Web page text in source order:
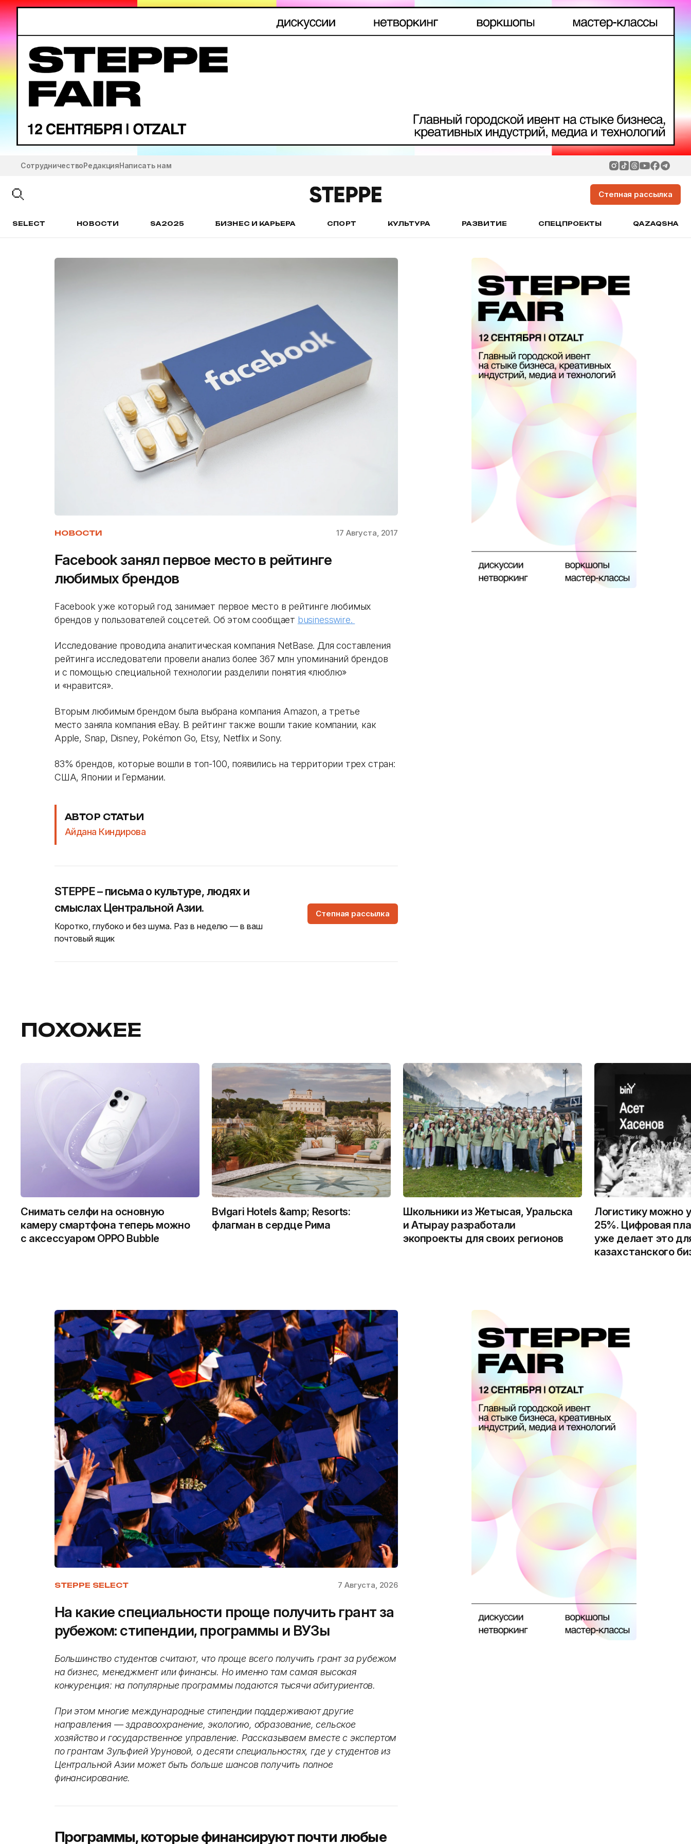
СотрудничествоРедакцияНаписать нам
Степная рассылка
SELECT НОВОСТИ SA2025 БИЗНЕС И КАРЬЕРА СПОРТ КУЛЬТУРА РАЗВИТИЕ СПЕЦПРОЕКТЫ QAZAQSHA
НОВОСТИ 17 Августа, 2017
Facebook занял первое место в рейтинге
любимых брендов
Facebook уже который год занимает первое место в рейтинге любимых
брендов у пользователей соцсетей. Об этом сообщает businesswire.
Исследование проводила аналитическая компания NetBase. Для составления
рейтинга исследователи провели анализ более 367 млн упоминаний брендов
и с помощью специальной технологии разделили понятия «люблю»
и «нравится».
Вторым любимым брендом была выбрана компания Amazon, а третье
место заняла компания eBay. В рейтинг также вошли такие компании, как
Apple, Snap, Disney, Pokémon Go, Etsy, Netflix и Sony.
83% брендов, которые вошли в топ-100, появились на территории трех стран:
США, Японии и Германии.
АВТОР СТАТЬИ
Айдана Киндирова
STEPPE – письма о культуре, людях и
смыслах Центральной Азии.
Коротко, глубоко и без шума. Раз в неделю — в ваш
почтовый ящик
Степная рассылка
ПОХОЖЕЕ
Снимать селфи на основную
камеру смартфона теперь можно
с аксессуаром OPPO Bubble
Bvlgari Hotels &amp; Resorts:
флагман в сердце Рима
Школьники из Жетысая, Уральска
и Атырау разработали
экопроекты для своих регионов
Логистику можно
25%. Цифровая
уже делает это
казахстанского
STEPPE SELECT 7 Августа, 2026
На какие специальности проще получить грант за
рубежом: стипендии, программы и ВУЗы
Большинство студентов считают, что проще всего получить грант за рубежом
на бизнес, менеджмент или финансы. Но именно там самая высокая
конкуренция: на популярные программы подаются тысячи абитуриентов.
При этом многие международные стипендии поддерживают другие
направления — здравоохранение, экологию, образование, сельское
хозяйство и государственное управление. Рассказываем вместе с экспертом
по грантам Зульфией Уруновой, о десяти специальностях, где у студентов из
Центральной Азии может быть больше шансов получить полное
финансирование.
Программы, которые финансируют почти любые